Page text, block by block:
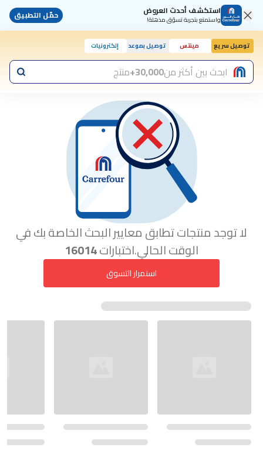
استكشف أحدث العروض
واستمتع بتجربة تسوّق مذهلة! حمّل التطبيق
توصيل سريع مينتس توصيل بموعد إلكترونيات
اليوم, 10:00 صابحث بين أكثر من30,000+ منتج
لا توجد منتجات تطابق معايير البحث الخاصة بك في
الوقت الحالي.اختبارات16014
استمرار التسوق